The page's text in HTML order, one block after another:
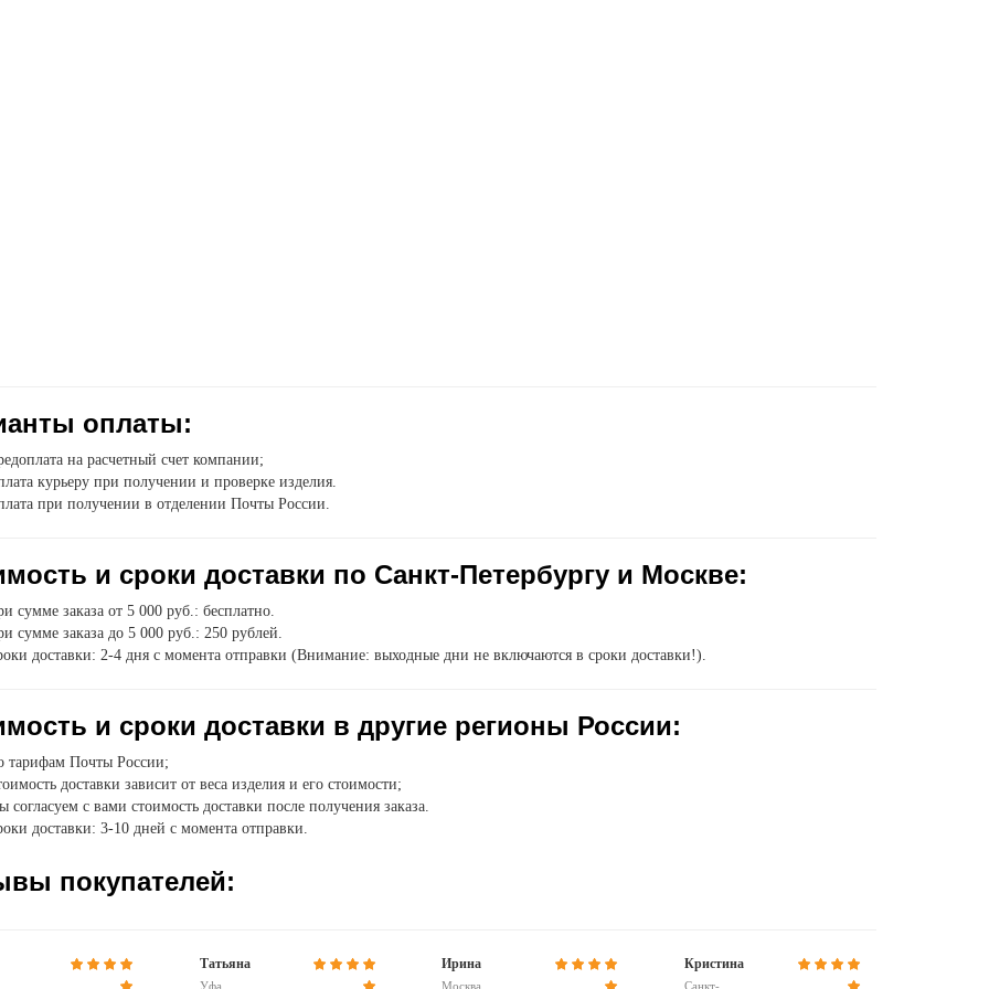
оплаты:
на расчетный счет компании;
курьеру при получении и проверке изделия.
при получении в отделении Почты России.
и сроки доставки по Санкт-Петербургу и Москве:
сумме заказа от 5 000 руб.: бесплатно.
сумме заказа до 5 000 руб.: 250 рублей.
доставки: 2-4 дня с момента отправки (Внимание: выходные дни не включаются в сроки доставки!).
и сроки доставки в другие регионы России:
тарифам Почты России;
доставки зависит от веса изделия и его стоимости;
согласуем с вами стоимость доставки после получения заказа.
доставки: 3-10 дней с момента отправки.
покупателей:
Татьяна
Уфа
Ирина
Москва
Кристина
Санкт-